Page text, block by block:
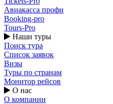
Авиакасса профи
Booking-pro
Tours-Pro
Наши туры
Поиск тура
Список заявок
Визы
Туры по странам
Монитор рейсов
О нас
О компании